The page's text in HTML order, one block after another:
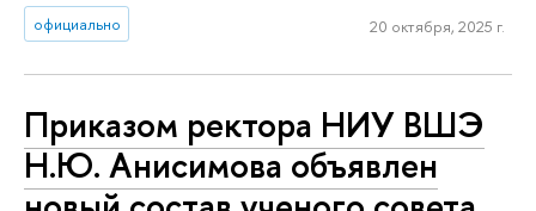
официально 20 октября, 2025 г.
Приказом ректора НИУ ВШЭ
Н.Ю. Анисимова объявлен